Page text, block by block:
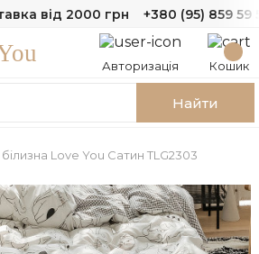
від 2000 грн +380 (95) 859 59
Авторизація Кошик
Найти
Love You Сатин TLG2303